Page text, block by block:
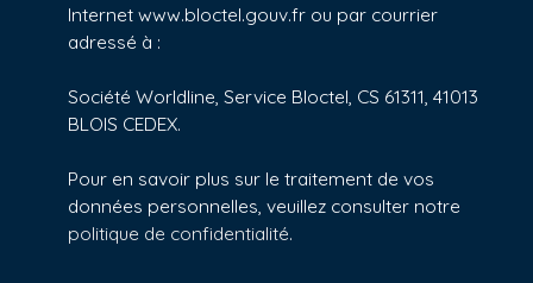
Internet www.bloctel.gouv.fr ou par courrier
adressé à :
Société Worldline, Service Bloctel, CS 61311, 41013
BLOIS CEDEX.
Pour en savoir plus sur le traitement de vos
données personnelles, veuillez consulter notre
politique de confidentialité.